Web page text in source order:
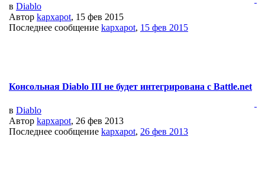
в Diablo
Автор kapxapot, 15 фев 2015
Последнее сообщение kapxapot, 15 фев 2015
Консольная Diablo III не будет интегрирована с Battle.net
в Diablo
Автор kapxapot, 26 фев 2013
Последнее сообщение kapxapot, 26 фев 2013